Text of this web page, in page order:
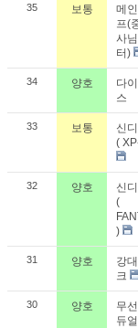
35 보통
메
프(
사
터)
34 양호
다
스
33 보통
신
(
32 양호
신
(
)
31 양호
강
크
30 양호
무
듀